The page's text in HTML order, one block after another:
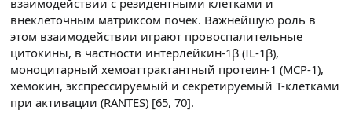
внеклеточным матриксом почек. Важнейшую роль в
этом взаимодействии играют провоспалительные
цитокины, в частности интерлейкин-1β (IL-1β),
моноцитарный хемоаттрактантный протеин-1 (МСР-1),
хемокин, экспрессируемый и секретируемый Т-клетками
при активации (RANTES) [65, 70].